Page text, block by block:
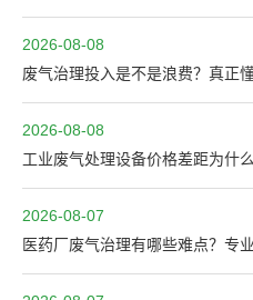
2026-08-08
废气治理投入是不是浪费？真正
2026-08-08
工业废气处理设备价格差距为什
2026-08-07
医药厂废气治理有哪些难点？专